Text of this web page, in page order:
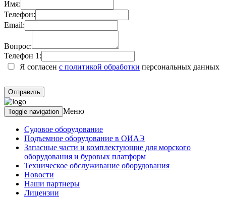
Имя:
Телефон:
Email:
Вопрос:
Телефон 1:
Я согласен с политикой обработки персональных данных
Toggle navigation Меню
Судовое оборудование
Подъемное оборудование в ОИАЭ
Запасные части и комплектующие для морского
оборудования и буровых платформ
Техническое обслуживание оборудования
Новости
Наши партнеры
Лицензии